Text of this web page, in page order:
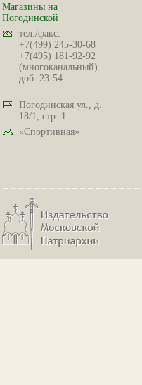
Магазины на
Погодинской
тел./факс:
+7(499) 245-30-68
+7(495) 181-92-92
(многоканальный)
доб. 23-54
Погодинская ул., д.
18/1, стр. 1.
«Спортивная»